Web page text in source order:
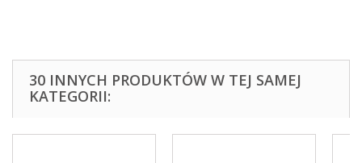
30 INNYCH PRODUKTÓW W TEJ SAMEJ
KATEGORII: